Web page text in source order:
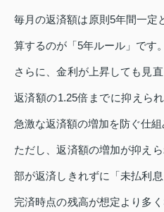
毎月の返済額は原則5年間一定
算するのが「5年ルール」です。
さらに、金利が上昇しても見
返済額の1.25倍までに抑えら
急激な返済額の増加を防ぐ仕組
ただし、返済額の増加が抑え
部が返済しきれずに「未払利
完済時点の残高が想定より多